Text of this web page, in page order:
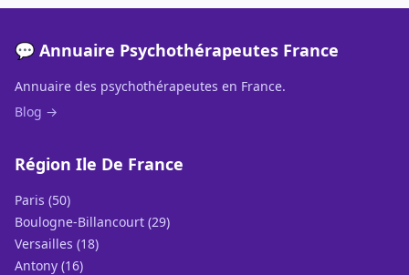
💬 Annuaire Psychothérapeutes France
Annuaire des psychothérapeutes en France.
Blog →
Région Ile De France
Paris (50)
Boulogne-Billancourt (29)
Versailles (18)
Antony (16)